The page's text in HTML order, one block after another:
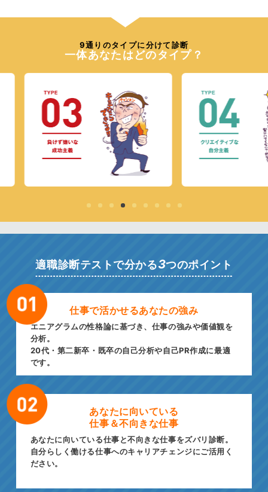
9通りのタイプに分けて診断
一体あなたはどのタイプ？
適職診断テストで分かる3つのポイント
仕事で活かせるあなたの強み
エニアグラムの性格論に基づき、仕事の強みや価値観を
分析。
20代・第二新卒・既卒の自己分析や自己PR作成に最適
です。
あなたに向いている
仕事＆不向きな仕事
あなたに向いている仕事と不向きな仕事をズバリ診断。
自分らしく働ける仕事へのキャリアチェンジにご活用く
ださい。